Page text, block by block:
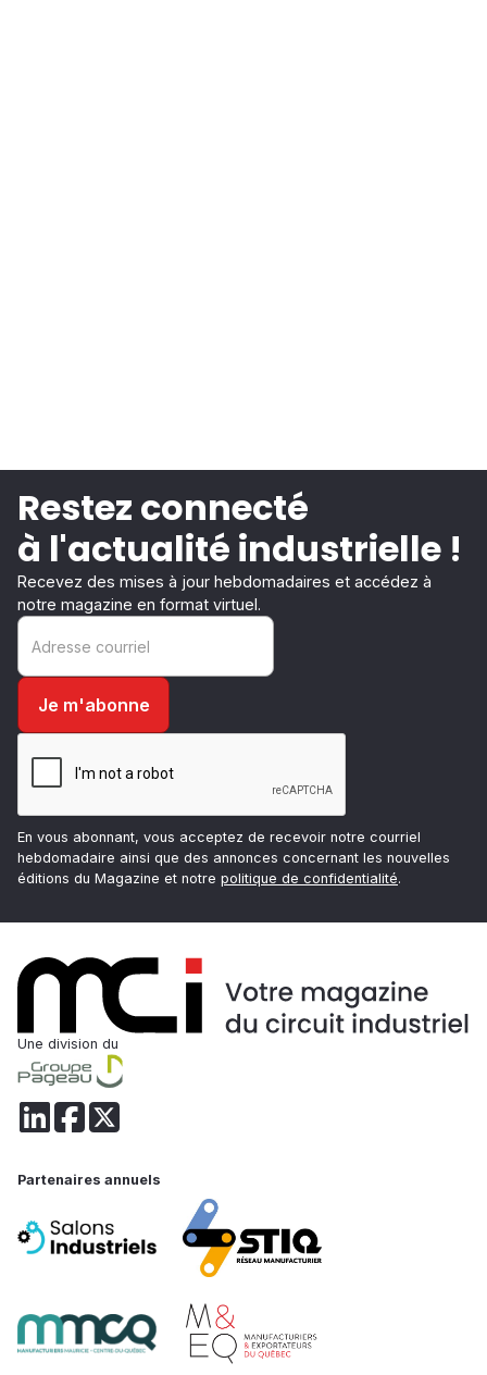
Restez connecté
à l'actualité industrielle !
Recevez des mises à jour hebdomadaires et accédez à
notre magazine en format virtuel.
En vous abonnant, vous acceptez de recevoir notre courriel
hebdomadaire ainsi que des annonces concernant les nouvelles
éditions du Magazine et notre politique de confidentialité.
Une division du
Partenaires annuels